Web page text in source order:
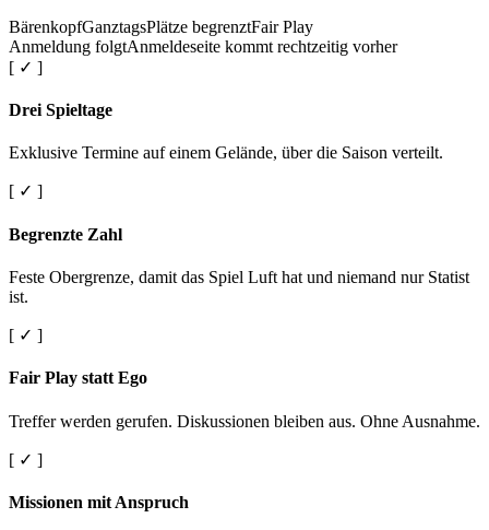
BärenkopfGanztagsPlätze begrenztFair Play
Anmeldung folgtAnmeldeseite kommt rechtzeitig vorher
[ ✓ ]
Drei Spieltage
Exklusive Termine auf einem Gelände, über die Saison verteilt.
[ ✓ ]
Begrenzte Zahl
Feste Obergrenze, damit das Spiel Luft hat und niemand nur Statist
ist.
[ ✓ ]
Fair Play statt Ego
Treffer werden gerufen. Diskussionen bleiben aus. Ohne Ausnahme.
[ ✓ ]
Missionen mit Anspruch